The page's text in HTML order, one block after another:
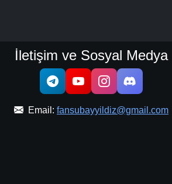
İletişim ve Sosyal Medya
Email: fansubayyildiz@gmail.com